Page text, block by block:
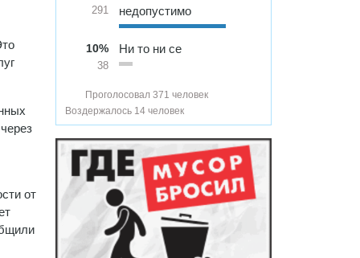
от
291
недопустимо
10%
38
Ни то ни се
Проголосовал 371 человек
Воздержалось 14 человек